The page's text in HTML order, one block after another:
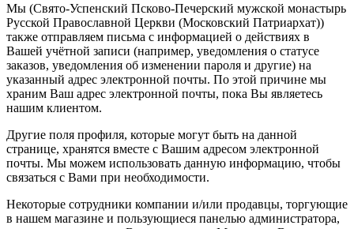
Мы (Свято-Успенский Псково-Печерский мужской монастырь
Русской Православной Церкви (Московский Патриархат))
также отправляем письма с информацией о действиях в
Вашей учётной записи (например, уведомления о статусе
заказов, уведомления об изменении пароля и другие) на
указанный адрес электронной почты. По этой причине мы
храним Ваш адрес электронной почты, пока Вы являетесь
нашим клиентом.
Другие поля профиля, которые могут быть на данной
странице, хранятся вместе с Вашим адресом электронной
почты. Мы можем использовать данную информацию, чтобы
связаться с Вами при необходимости.
Некоторые сотрудники компании и/или продавцы, торгующие
в нашем магазине и пользующиеся панелью администратора,